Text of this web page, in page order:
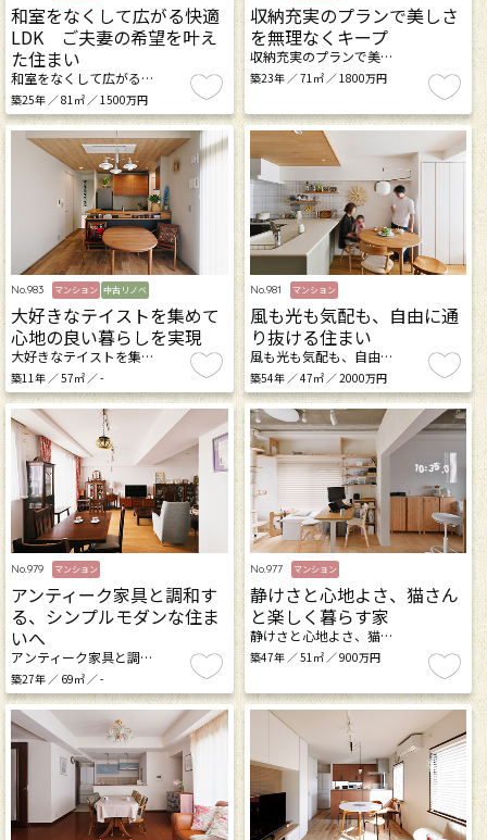
和室をなくして広がる快適
LDK ご夫妻の希望を叶え
た住まい
和室をなくして広がる…
築25年 ／ 81㎡ ／ 1500万円
収納充実のプランで美しさ
を無理なくキープ
収納充実のプランで美…
築23年 ／ 71㎡ ／ 1800万円
No.983 マンション 中古リノベ
大好きなテイストを集めて
心地の良い暮らしを実現
大好きなテイストを集…
築11年 ／ 57㎡ ／ -
No.981 マンション
風も光も気配も、自由に通
り抜ける住まい
風も光も気配も、自由…
築54年 ／ 47㎡ ／ 2000万円
No.979 マンション
アンティーク家具と調和す
る、シンプルモダンな住ま
いへ
アンティーク家具と調…
築27年 ／ 69㎡ ／ -
No.977 マンション
静けさと心地よさ、猫さん
と楽しく暮らす家
静けさと心地よさ、猫…
築47年 ／ 51㎡ ／ 900万円